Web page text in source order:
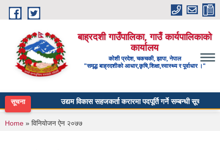
Skip to main content
बाह्रदशी गाउँपालिका, गाउँ कार्यपालिकाको
कार्यालय
कोशी प्रदेश, चकचकी, झापा, नेपाल
"समृद्ध बाह्रदशीको आधार,कृषि,शिक्षा,स्वास्थ्य र पूर्वाधार ।"
सूचना उद्यम विकास सहजकर्ता करारमा पदपूर्ति गर्ने सम्बन्धी सूचना ।
You are here
Home » विनियाेजन ऐन २०७७